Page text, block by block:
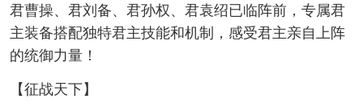
君曹操、君刘备、君孙权、君袁绍已临阵前，专属君
主装备搭配独特君主技能和机制，感受君主亲自上阵
的统御力量！
【征战天下】